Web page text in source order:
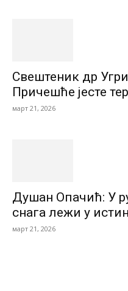
Свештеник др
Причешће јесте
март 21, 2026
Душан Опачић: У
снага лежи у
март 21, 2026